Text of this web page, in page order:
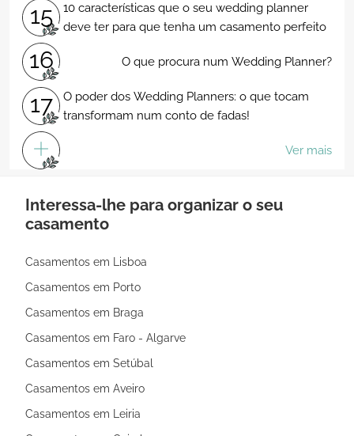
15
10 características que o seu wedding planner
deve ter para que tenha um casamento perfeito
16 O que procura num Wedding Planner?
17
O poder dos Wedding Planners: o que tocam
transformam num conto de fadas!
Ver mais
Interessa-lhe para organizar o seu
casamento
Casamentos em Lisboa
Casamentos em Porto
Casamentos em Braga
Casamentos em Faro - Algarve
Casamentos em Setúbal
Casamentos em Aveiro
Casamentos em Leiria